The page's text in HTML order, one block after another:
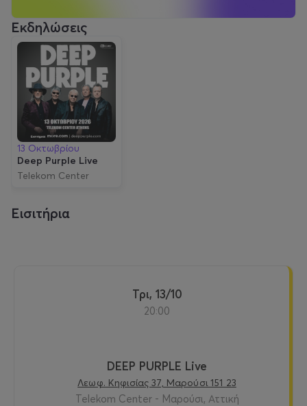
Εκδηλώσεις
13 Οκτωβρίου
Deep Purple Live
Telekom Center
Εισιτήρια
Τρι, 13/10
20:00
DEEP PURPLE Live
Λεωφ. Κηφισίας 37, Μαρούσι 151 23
Telekom Center - Μαρούσι, Αττική